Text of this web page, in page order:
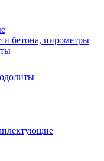
бетона, пирометры